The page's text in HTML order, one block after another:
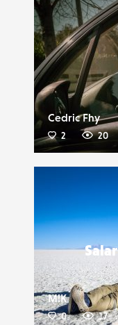
Cedric Fhy
2 20
M!K
0 17